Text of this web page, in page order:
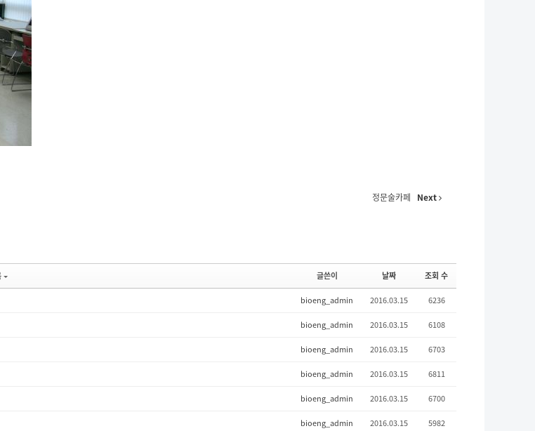
정문술카페 Next
글쓴이 날짜 조회 수
bioeng_admin 2016.03.15 6236
bioeng_admin 2016.03.15 6108
bioeng_admin 2016.03.15 6703
bioeng_admin 2016.03.15 6811
bioeng_admin 2016.03.15 6700
bioeng_admin 2016.03.15 5982